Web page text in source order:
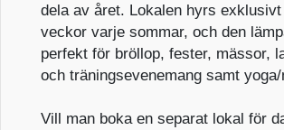
dela av året. Lokalen hyrs exklusivt
veckor varje sommar, och den
perfekt för bröllop, fester, mässor,
och träningsevenemang samt
Vill man boka en separat lokal för